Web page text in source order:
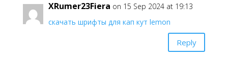
XRumer23Fiera on 15 Sep 2024 at 19:13
скачать шрифты для кап кут lemon
Reply